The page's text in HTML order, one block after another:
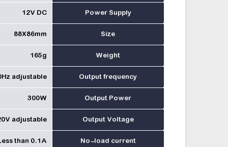
Power Supply
12V DC
Size
88X86mm
Weight
165g
Output frequency
adjustable
Output Power
300W
Output Voltage
adjustable
No-load current
than 0.1A